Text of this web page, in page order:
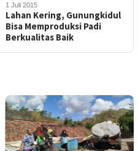
1 Juli 2015
Lahan Kering, Gunungkidul
Bisa Memproduksi Padi
Berkualitas Baik